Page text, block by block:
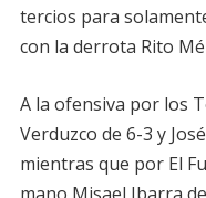
tercios para
con la derrota Rito
A la ofensiva por los
Verduzco de 6-3 y
mientras que por El